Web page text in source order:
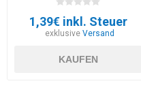
1,39€ inkl. Steuer
exklusiveVersand
KAUFEN